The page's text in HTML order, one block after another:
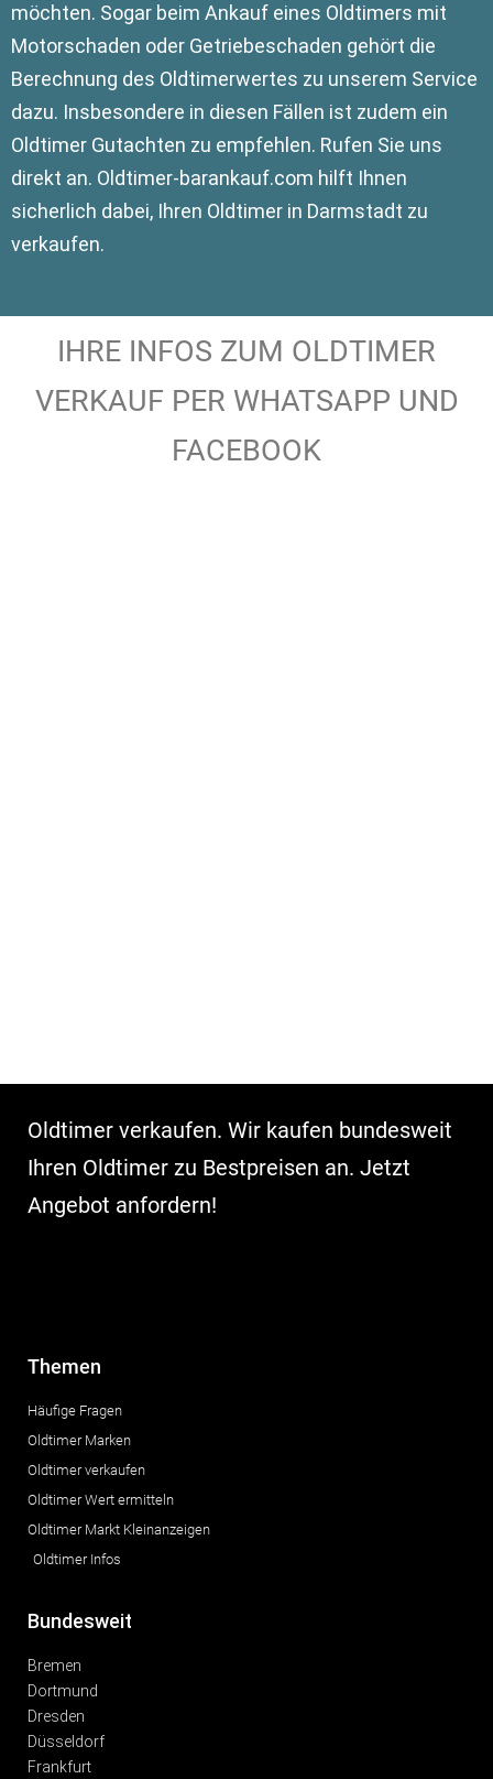
möchten. Sogar beim Ankauf eines Oldtimers mit
Motorschaden oder Getriebeschaden gehört die
Berechnung des Oldtimerwertes zu unserem Service
dazu. Insbesondere in diesen Fällen ist zudem ein
Oldtimer Gutachten zu empfehlen. Rufen Sie uns
direkt an. Oldtimer-barankauf.com hilft Ihnen
sicherlich dabei, Ihren Oldtimer in Darmstadt zu
verkaufen.
IHRE INFOS ZUM OLDTIMER
VERKAUF PER WHATSAPP UND
FACEBOOK
Oldtimer verkaufen. Wir kaufen bundesweit
Ihren Oldtimer zu Bestpreisen an. Jetzt
Angebot anfordern!
Themen
Häufige Fragen
Oldtimer Marken
Oldtimer verkaufen
Oldtimer Wert ermitteln
Oldtimer Markt Kleinanzeigen
Oldtimer Infos
Bundesweit
Bremen
Dortmund
Dresden
Düsseldorf
Frankfurt